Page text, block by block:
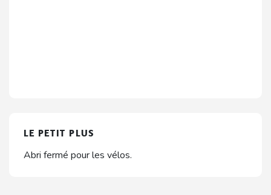
LE PETIT PLUS
Abri fermé pour les vélos.